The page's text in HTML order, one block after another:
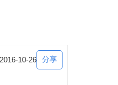
稽好笑。
上只隨便化了點
說是文靜，不如用
2016-10-26 分享